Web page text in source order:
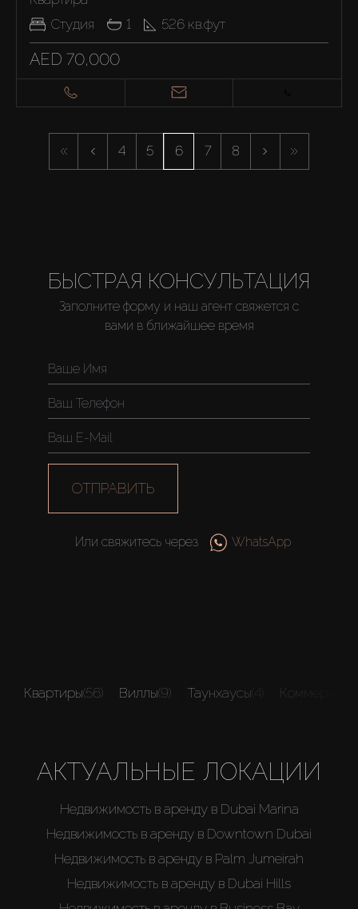
Купить
Аренда
Продажа
Каталоги
About Us
Студия
1 526 кв.фут
AED 70,000
4 5 6 7 8
БЫСТРАЯ КОНСУЛЬТАЦИЯ
Заполните форму и наш агент свяжется с
вами в ближайшее время
ОТПРАВИТЬ
Или свяжитесь через WhatsApp
Квартиры(56) Виллы(9) Таунхаусы (4)
АКТУАЛЬНЫЕ ЛОКАЦИИ
Недвижимость в аренду в Dubai Marina
Недвижимость в аренду в Downtown Dubai
Недвижимость в аренду в Palm Jumeirah
Недвижимость в аренду в Dubai Hills